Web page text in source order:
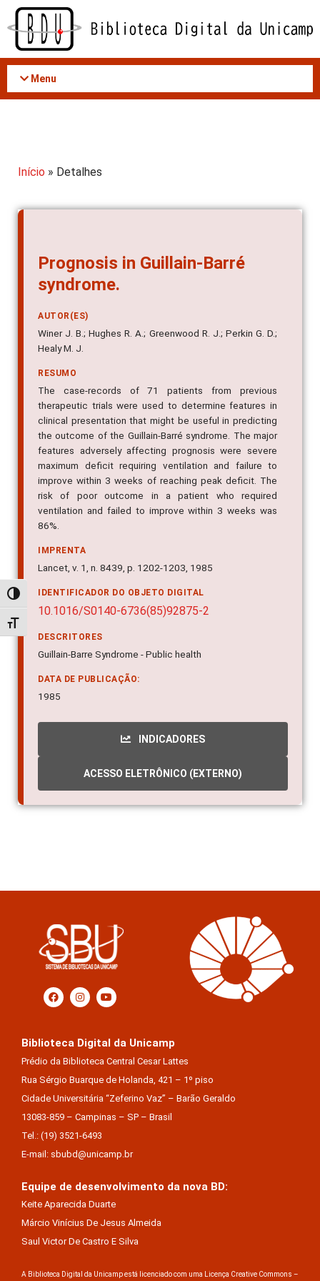
Acessar
conteúdo
Alternar alto contraste
Alternar tamanho da fonte
Menu
Início » Detalhes
Prognosis in Guillain-Barré
syndrome.
AUTOR(ES)
Winer J. B.; Hughes R. A.; Greenwood R. J.; Perkin G. D.;
Healy M. J.
RESUMO
The case-records of 71 patients from previous
therapeutic trials were used to determine features in
clinical presentation that might be useful in predicting
the outcome of the Guillain-Barré syndrome. The major
features adversely affecting prognosis were severe
maximum deficit requiring ventilation and failure to
improve within 3 weeks of reaching peak deficit. The
risk of poor outcome in a patient who required
ventilation and failed to improve within 3 weeks was
86%.
IMPRENTA
Lancet, v. 1, n. 8439, p. 1202-1203, 1985
IDENTIFICADOR DO OBJETO DIGITAL
10.1016/S0140-6736(85)92875-2
DESCRITORES
Guillain-Barre Syndrome - Public health
DATA DE PUBLICAÇÃO:
1985
INDICADORES
ACESSO ELETRÔNICO (EXTERNO)
Biblioteca Digital da Unicamp
Prédio da Biblioteca Central Cesar Lattes
Rua Sérgio Buarque de Holanda, 421 – 1º piso
Cidade Universitária “Zeferino Vaz” – Barão Geraldo
13083-859 – Campinas – SP – Brasil
Tel.: (19) 3521-6493
E-mail: sbubd@unicamp.br
Equipe de desenvolvimento da nova BD:
Keite Aparecida Duarte
Márcio Vinícius De Jesus Almeida
Saul Victor De Castro E Silva
A Biblioteca Digital da Unicamp está licenciado com uma Licença Creative Commons –